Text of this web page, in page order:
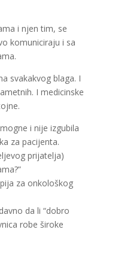
i njen tim, se
komuniciraju i sa
svakakvog blaga. I
I medicinske
i nije izgubila
za pacijenta.
prijatelja)
za onkološkog
da li “dobro
robe široke